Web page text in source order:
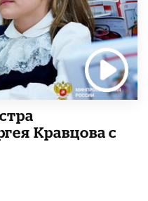
Кравцова с